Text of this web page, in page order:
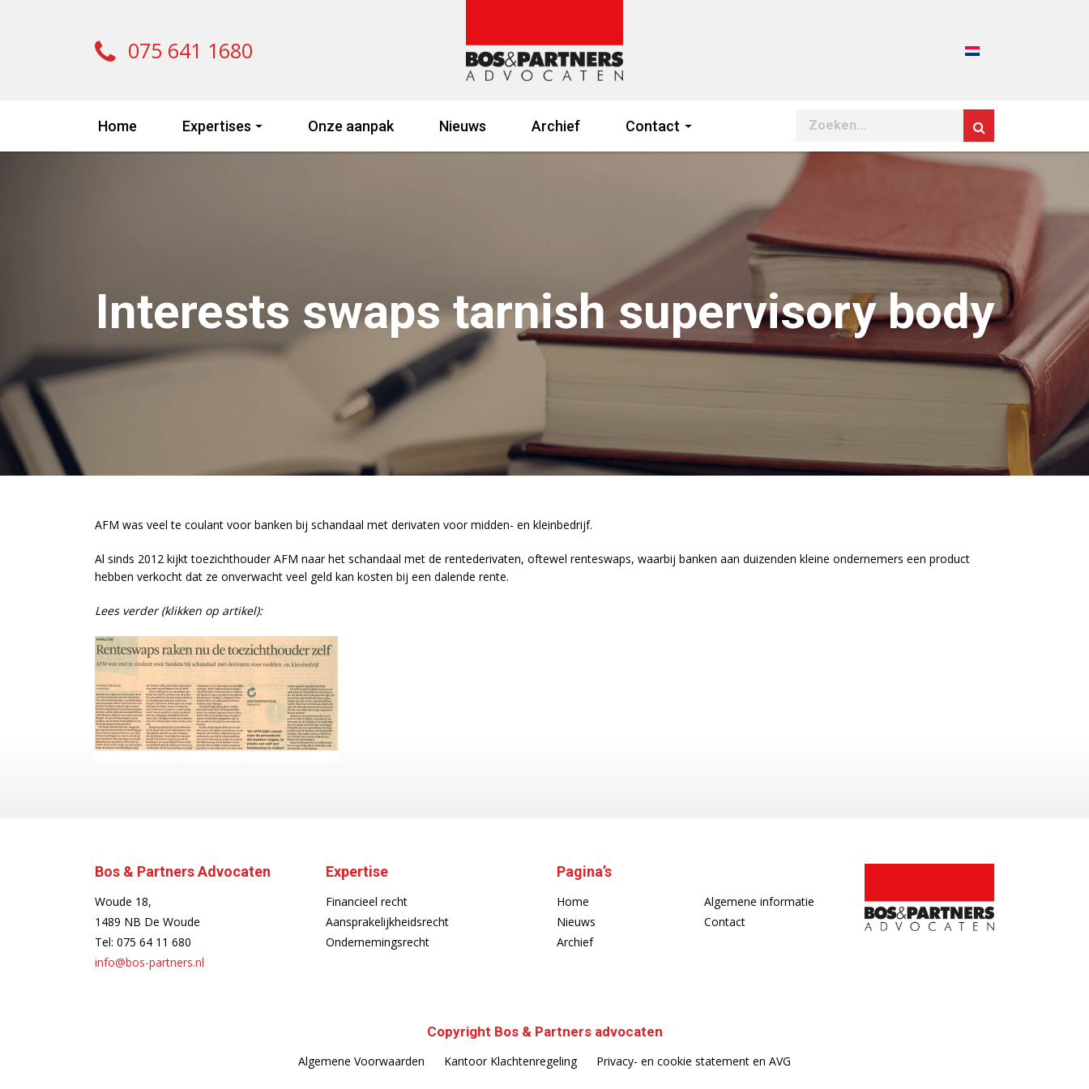
075 641 1680
Home Expertises Onze aanpak Nieuws Archief Contact
Interests swaps tarnish supervisory body
AFM was veel te coulant voor banken bij schandaal met derivaten voor midden- en kleinbedrijf.
Al sinds 2012 kijkt toezichthouder AFM naar het schandaal met de rentederivaten, oftewel renteswaps, waarbij banken aan duizenden kleine ondernemers een product
hebben verkocht dat ze onverwacht veel geld kan kosten bij een dalende rente.
Lees verder (klikken op artikel):
Bos & Partners Advocaten
Woude 18,
1489 NB De Woude
Tel: 075 64 11 680
info@bos-partners.nl
Expertise
Financieel recht
Aansprakelijkheidsrecht
Ondernemingsrecht
Pagina’s
Home
Nieuws
Archief
Algemene informatie
Contact
Copyright Bos & Partners advocaten
Algemene Voorwaarden Kantoor Klachtenregeling Privacy- en cookie statement en AVG